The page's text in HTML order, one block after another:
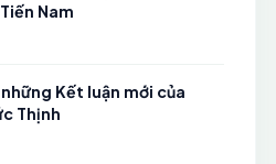
Nam
Kết luận mới của
Thịnh